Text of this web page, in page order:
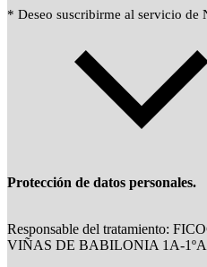
* Deseo suscribirme al servicio de
Protección de datos personales.
Responsable del tratamiento:
VIÑAS DE BABILONIA 1A-